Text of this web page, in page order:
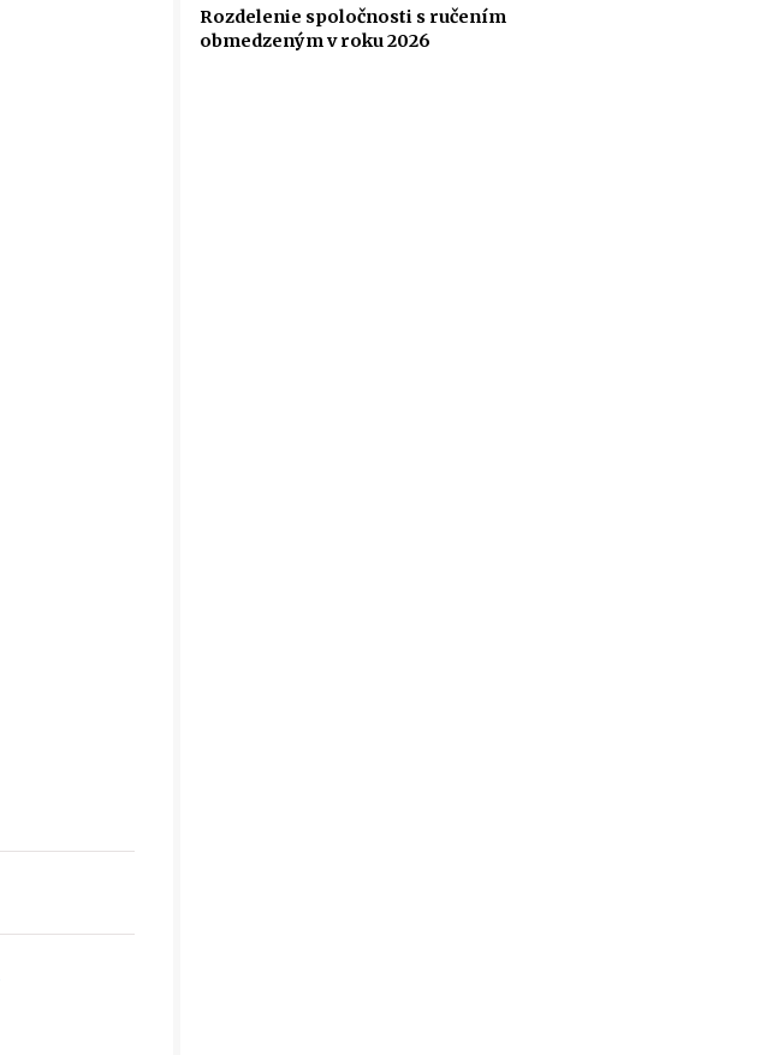
Rozdelenie spoločnosti s ručením
obmedzeným v roku 2026